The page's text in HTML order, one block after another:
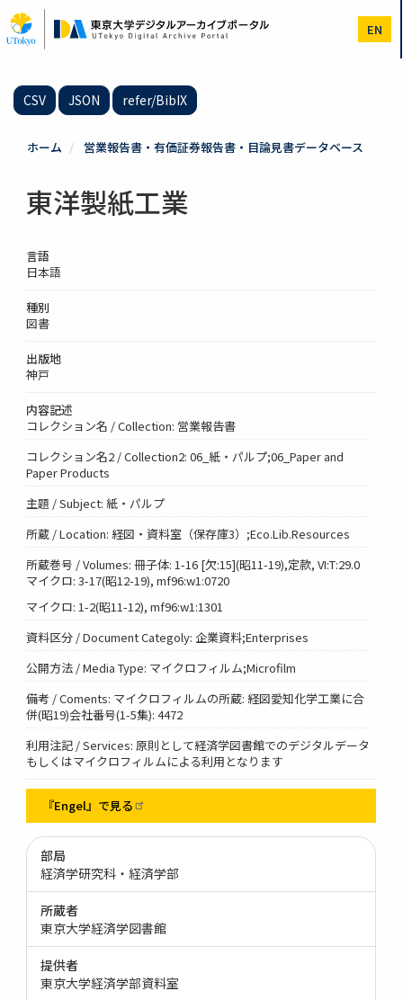
イ
ン
EN
CSV JSON refer/BibIX
ホーム 営業報告書・有価証券報告書・目論見書データベース
東洋製紙工業
言語
日本語
種別
図書
出版地
神戸
内容記述
コレクション名 / Collection: 営業報告書
コレクション名2 / Collection2: 06_紙・パルプ;06_Paper and
Paper Products
主題 / Subject: 紙・パルプ
所蔵 / Location: 経図・資料室（保存庫3）;Eco.Lib.Resources
所蔵巻号 / Volumes: 冊子体: 1-16 [欠:15](昭11-19),定款, VI:T:29.0
マイクロ: 3-17(昭12-19), mf96:w1:0720
マイクロ: 1-2(昭11-12), mf96:w1:1301
資料区分 / Document Categoly: 企業資料;Enterprises
公開方法 / Media Type: マイクロフィルム;Microfilm
備考 / Coments: マイクロフィルムの所蔵: 経図愛知化学工業に合
併(昭19)会社番号(1-5集): 4472
利用注記 / Services: 原則として経済学図書館でのデジタルデータ
もしくはマイクロフィルムによる利用となります
『Engel』で見る
部局
経済学研究科・経済学部
所蔵者
東京大学経済学図書館
提供者
東京大学経済学部資料室